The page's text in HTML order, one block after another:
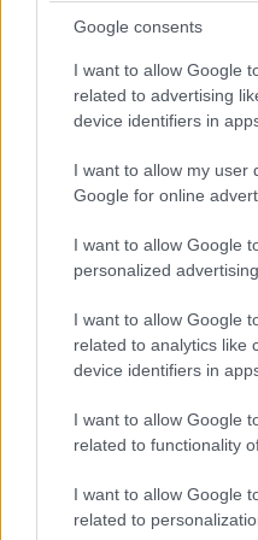
Google consents
I want to allow Google
related to advertising
device identifiers in
I want to allow my user
Google for online
I want to allow Google
personalized advertising.
I want to allow Google
related to analytics like
device identifiers in
I want to allow Google
related to functionality
I want to allow Google
related to
«Editors’ Choice» στην
κατηγορία «Ηλεκτρικό
4 και ηX4διακρίθηκαν στις
Study» (APEAL).
BMW X3απέκτησε πιο
χαρακτήρα το 2024.
γλώσσα, μια ολοκληρωμένη
μια premium ατμόσφαιρα
προστίθεται το BMW
συστημάτων υποβοήθησης
πρώτο πλήρες έτος της
εντυπωσίασε τους